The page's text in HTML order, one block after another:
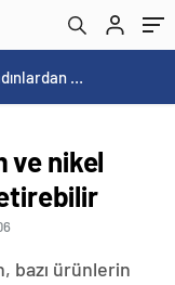
Norweç silahlı kuvvetleri kadınlardan oluşan özel kuvvetler eğitimlerini başlattı.
ve nikel
bazı ürünlerin